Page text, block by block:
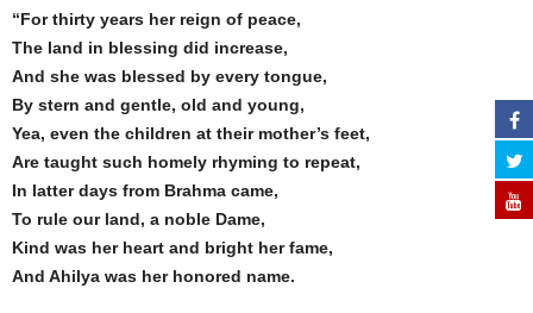
“For thirty years her reign of peace,
The land in blessing did increase,
And she was blessed by every tongue,
By stern and gentle, old and young,
Yea, even the children at their mother’s feet,
Are taught such homely rhyming to repeat,
In latter days from Brahma came,
To rule our land, a noble Dame,
Kind was her heart and bright her fame,
And Ahilya was her honored name.